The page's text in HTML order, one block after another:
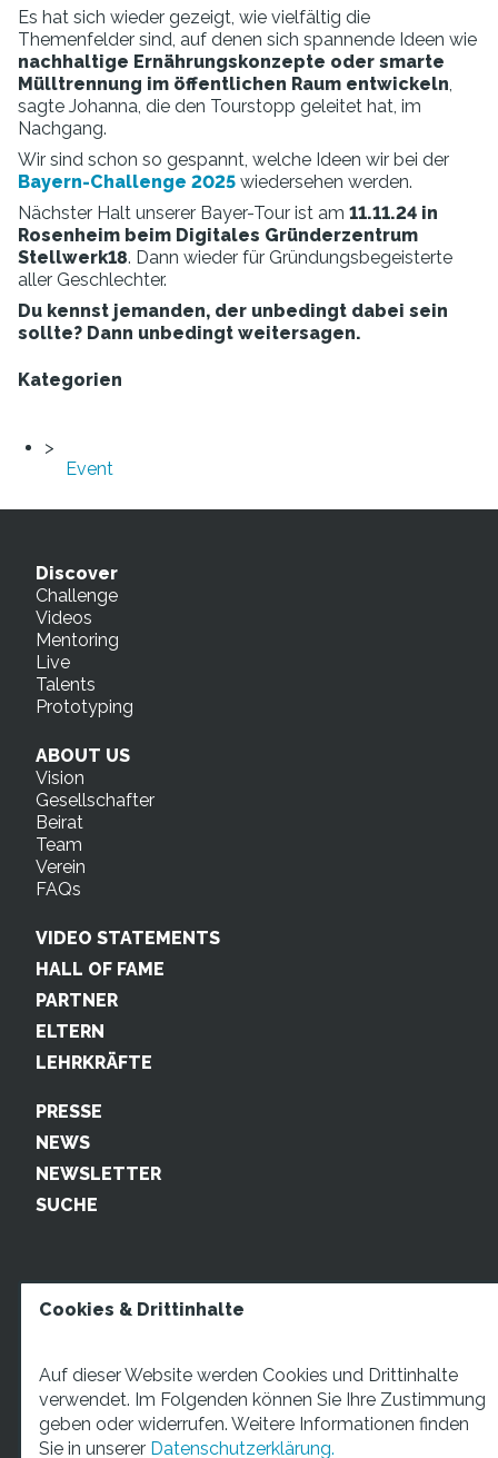
Es hat sich wieder gezeigt, wie vielfältig die
Themenfelder sind, auf denen sich spannende Ideen wie
nachhaltige Ernährungskonzepte oder smarte
Mülltrennung im öffentlichen Raum entwickeln
sagte Johanna, die den Tourstopp geleitet hat, im
Nachgang.
Wir sind schon so gespannt, welche Ideen wir bei der
Bayern-Challenge 2025 wiedersehen werden.
Nächster Halt unserer Bayer-Tour ist am 11.11.24 in
Rosenheim beim Digitales Gründerzentrum
Stellwerk18. Dann wieder für Gründungsbegeisterte
aller Geschlechter.
Du kennst jemanden, der unbedingt dabei sein
sollte? Dann unbedingt weitersagen.
Kategorien
Event
Discover
Challenge
Videos
Mentoring
Live
Talents
Prototyping
ABOUT US
Vision
Gesellschafter
Beirat
Team
Verein
FAQs
VIDEO STATEMENTS
HALL OF FAME
PARTNER
ELTERN
LEHRKRÄFTE
PRESSE
NEWS
NEWSLETTER
SUCHE
STARTUP TEENS Münsterstraße 5, 59065 Hamm. Fon:
Cookies & Drittinhalte
Auf dieser Website werden Cookies und Drittinhalte
verwendet. Im Folgenden können Sie Ihre Zustimmung
geben oder widerrufen. Weitere Informationen finden
Sie in unserer Datenschutzerklärung.